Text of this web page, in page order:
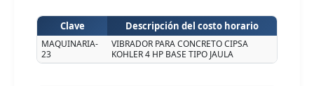
Clave Descripción del costo horario
MAQUINARIA-
23
VIBRADOR PARA CONCRETO CIPSA
KOHLER 4 HP BASE TIPO JAULA